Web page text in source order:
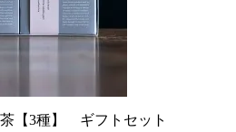
【3種】 ギフトセット